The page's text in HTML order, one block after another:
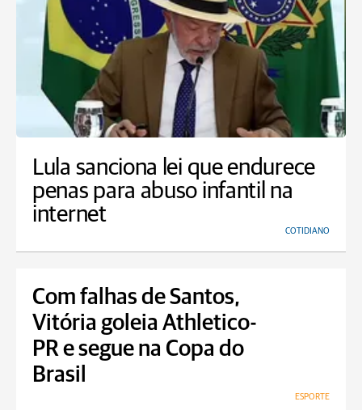
Lula sanciona lei que endurece
penas para abuso infantil na
internet
COTIDIANO
Com falhas de Santos,
Vitória goleia Athletico-
PR e segue na Copa do
Brasil
ESPORTE